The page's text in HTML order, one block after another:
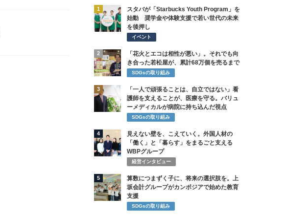
1
スタバが「Starbucks Youth Program」を
始動 奨学金や体験支援で若い世代の未来
を後押し
イベント
2
「花火とエコは相性が悪い」。それでも向
き合った若松屋が、累計68万個を売るまで
SDGsの取り組み
3
「一人で頑張ることは、自立ではない」看
護師を支えることが、医療を守る。バリュ
ーメディカルが病院に持ち込んだ視点
SDGsの取り組み
4
見えない壁を、こえていく。外国人材の
「働く」と「暮らす」をまるごと支える
WBPグループ
経営インタビュー
5
算数につまずく子に、将来の選択肢を。上
坂会計グループがカンボジアで始めた教育
支援
SDGsの取り組み